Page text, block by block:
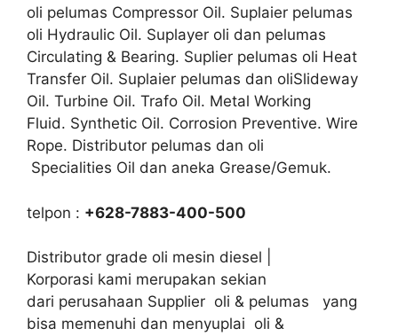
oli pelumas Compressor Oil. Suplaier pelumas
oli Hydraulic Oil. Suplayer oli dan pelumas
Circulating & Bearing. Suplier pelumas oli Heat
Transfer Oil. Suplaier pelumas dan oliSlideway
Oil. Turbine Oil. Trafo Oil. Metal Working
Fluid. Synthetic Oil. Corrosion Preventive. Wire
Rope. Distributor pelumas dan oli
Specialities Oil dan aneka Grease/Gemuk.
telpon : +628-7883-400-500
Distributor grade oli mesin diesel |
Korporasi kami merupakan sekian
dari perusahaan Supplier oli & pelumas yang
bisa memenuhi dan menyuplai oli &